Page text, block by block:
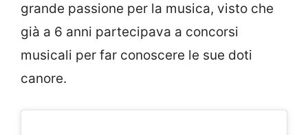
grande passione per la musica, visto che
già a 6 anni partecipava a concorsi
musicali per far conoscere le sue doti
canore.